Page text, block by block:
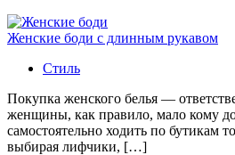
Женские боди с длинным рукавом
Стиль
Покупка женского белья —
женщины, как правило, мало кому
самостоятельно ходить по бутикам
выбирая лифчики, […]